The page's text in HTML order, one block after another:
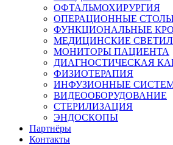
ОФТАЛЬМОХИРУРГИЯ
ОПЕРАЦИОННЫЕ
ФУНКЦИОНАЛЬНЫЕ
МЕДИЦИНСКИЕ
МОНИТОРЫ ПАЦИЕНТА
ДИАГНОСТИЧЕСКАЯ
ФИЗИОТЕРАПИЯ
ИНФУЗИОННЫЕ
ВИДЕООБОРУДОВАНИЕ
СТЕРИЛИЗАЦИЯ
ЭНДОСКОПЫ
Партнёры
Контакты